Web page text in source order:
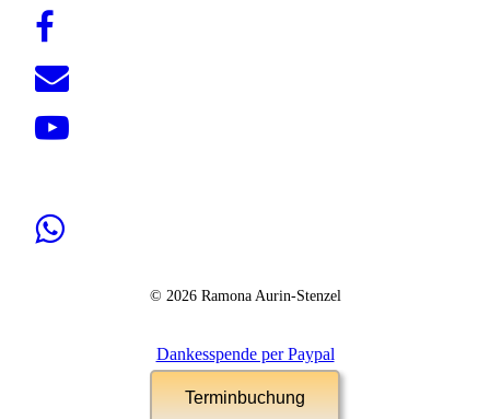
© 2026 Ramona Aurin-Stenzel
Dankesspende per Paypal